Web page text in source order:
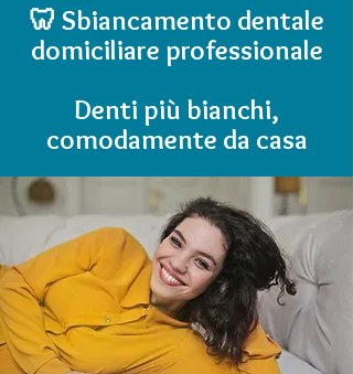
🦷 Sbiancamento dentale
domiciliare professionale
Denti più bianchi,
comodamente da casa